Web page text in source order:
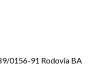
0156-91 Rodovia BA